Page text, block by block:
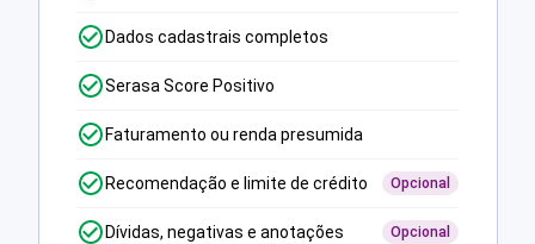
Dados cadastrais completos
Serasa Score Positivo
Faturamento ou renda presumida
Recomendação e limite de crédito Opcional
Dívidas, negativas e anotações Opcional